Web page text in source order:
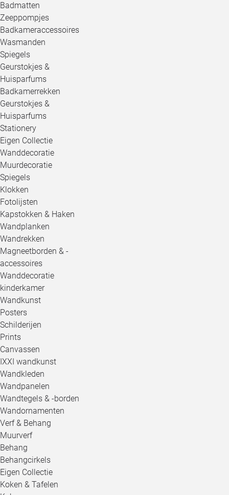
Badmatten
Zeeppompjes
Badkameraccessoires
Wasmanden
Spiegels
Geurstokjes &
Huisparfums
Badkamerrekken
Geurstokjes &
Huisparfums
Stationery
Eigen Collectie
Wanddecoratie
Muurdecoratie
Spiegels
Klokken
Fotolijsten
Kapstokken & Haken
Wandplanken
Wandrekken
Magneetborden & -
accessoires
Wanddecoratie
kinderkamer
Wandkunst
Posters
Schilderijen
Prints
Canvassen
IXXI wandkunst
Wandkleden
Wandpanelen
Wandtegels & -borden
Wandornamenten
Verf & Behang
Muurverf
Behang
Behangcirkels
Eigen Collectie
Koken & Tafelen